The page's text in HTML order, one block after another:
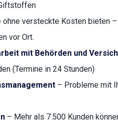
ohne versteckte Kosten bieten
vor Ort.
mit Behörden und
(Termine in 24 Stunden)
– Probleme mit
– Mehr als 7.500 Kunden